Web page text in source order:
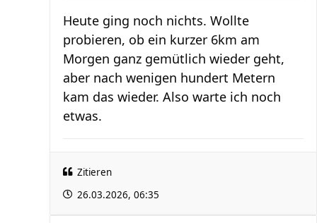
Heute ging noch nichts. Wollte
probieren, ob ein kurzer 6km am
Morgen ganz gemütlich wieder geht,
aber nach wenigen hundert Metern
kam das wieder. Also warte ich noch
etwas.
Zitieren
26.03.2026, 06:35